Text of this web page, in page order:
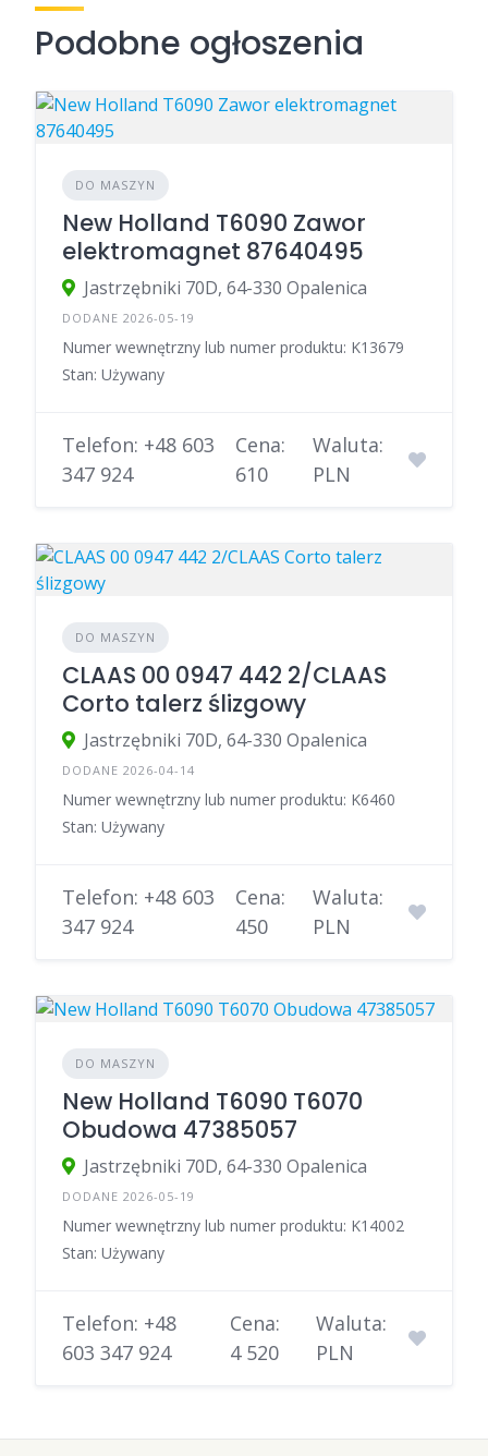
Podobne ogłoszenia
DO MASZYN
New Holland T6090 Zawor
elektromagnet 87640495
Jastrzębniki 70D, 64-330 Opalenica
DODANE 2026-05-19
Numer wewnętrzny lub numer produktu: K13679
Stan: Używany
Telefon: +48 603
347 924
Cena:
610
Waluta:
PLN
DO MASZYN
CLAAS 00 0947 442 2/CLAAS
Corto talerz ślizgowy
Jastrzębniki 70D, 64-330 Opalenica
DODANE 2026-04-14
Numer wewnętrzny lub numer produktu: K6460
Stan: Używany
Telefon: +48 603
347 924
Cena:
450
Waluta:
PLN
DO MASZYN
New Holland T6090 T6070
Obudowa 47385057
Jastrzębniki 70D, 64-330 Opalenica
DODANE 2026-05-19
Numer wewnętrzny lub numer produktu: K14002
Stan: Używany
Telefon: +48
603 347 924
Cena:
4 520
Waluta:
PLN